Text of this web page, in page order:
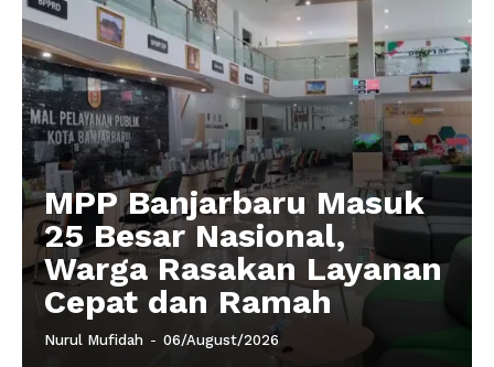
MPP Banjarbaru Masuk
25 Besar Nasional,
Warga Rasakan Layanan
Cepat dan Ramah
Nurul Mufidah - 06/August/2026